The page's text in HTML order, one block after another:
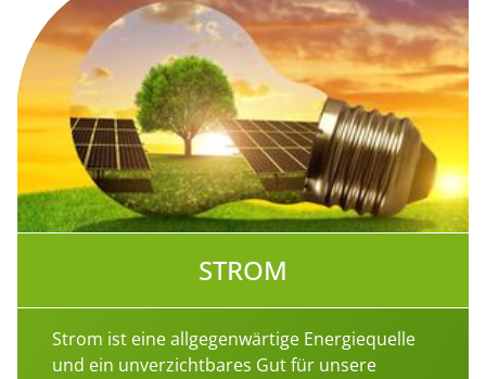
STROM
Strom ist eine allgegenwärtige Energiequelle
und ein unverzichtbares Gut für unsere